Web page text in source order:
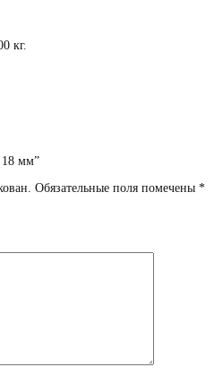
кг.
18 мм”
Обязательные поля помечены *